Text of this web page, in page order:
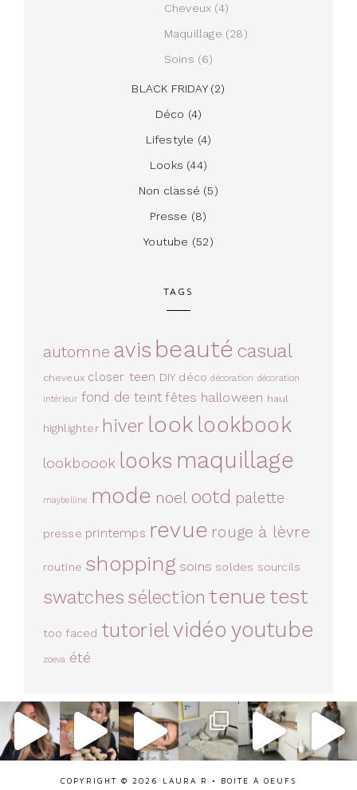
Cheveux (4)
Maquillage (28)
Soins (6)
BLACK FRIDAY(2)
Déco (4)
Lifestyle (4)
Looks (44)
Non classé (5)
Presse (8)
Youtube (52)
TAGS
automne avis beauté casual
cheveux closer teen DIY déco décoration décoration
intérieur fond de teint fêtes halloween haul
highlighter hiver look lookbook
lookboook looks maquillage
maybelline mode noel ootd palette
presse printemps revue rouge à lèvre
routine shopping soins soldes sourcils
swatches sélection tenue test
too faced tutorielvidéo youtube
zoeva été
COPYRIGHT © 2026 LAURA R • BOITE À OEUFS